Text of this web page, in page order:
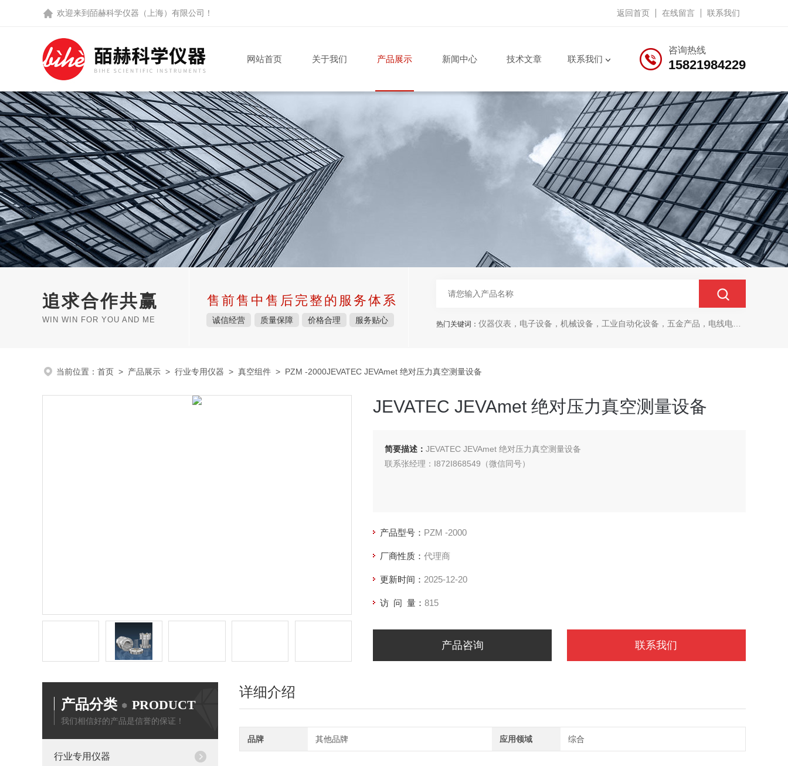
欢迎来到 皕赫科学仪器（上海）有限公司 ！ 返回首页 在线留言 联系我们
咨询热线
15821984229
网站首页 关于我们 产品展示 新闻中心 技术文章 联系我们
追求合作共赢
WIN WIN FOR YOU AND ME
售前售中售后完整的服务体系
诚信经营 质量保障 价格合理 服务贴心 热门关键词： 仪器仪表，电子设备，机械设备，工业自动化设备，五金产品，电线电缆，金属材料，电子
当前位置： 首页 > 产品展示 > 行业专用仪器 > 真空组件 > PZM -2000JEVATEC JEVAmet 绝对压力真空测量设备
JEVATEC JEVAmet 绝对压力真空测量设备
简要描述： JEVATEC JEVAmet 绝对压力真空测量设备
联系张经理：I872I868549（微信同号）
产品型号： PZM -2000
厂商性质： 代理商
更新时间： 2025-12-20
访 问 量： 815
产品咨询 联系我们
产品分类 PRODUCT
我们相信好的产品是信誉的保证！
行业专用仪器
详细介绍
品牌 其他品牌 应用领域 综合